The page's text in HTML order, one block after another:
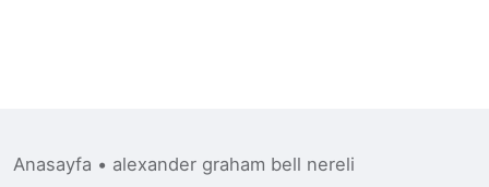
Anasayfa • alexander graham bell nereli